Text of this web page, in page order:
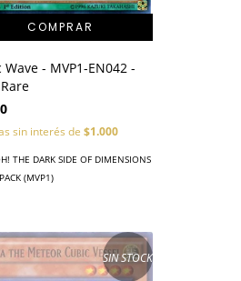
Wave - MVP1-EN042 -
sin interés de$1.000
THE DARK SIDE OF DIMENSIONS
(MVP1)
SIN STOCK